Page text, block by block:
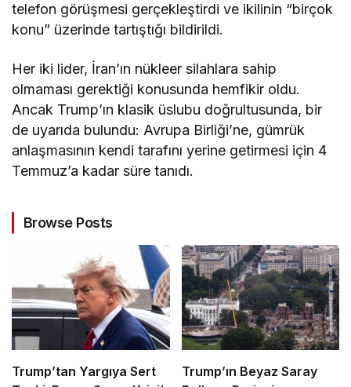
telefon görüşmesi gerçekleştirdi ve ikilinin “birçok
konu” üzerinde tartıştığı bildirildi.
Her iki lider, İran’ın nükleer silahlara sahip
olmaması gerektiği konusunda hemfikir oldu.
Ancak Trump’ın klasik üslubu doğrultusunda, bir
de uyarıda bulundu: Avrupa Birliği’ne, gümrük
anlaşmasının kendi tarafını yerine getirmesi için 4
Temmuz’a kadar süre tanıdı.
Browse Posts
Trump’tan Yargıya Sert
Trump’ın Beyaz Saray